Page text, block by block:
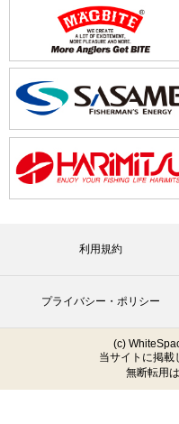
利用規約
プライバシー・ポリシー
(c)
当サイトに掲載
無断転用